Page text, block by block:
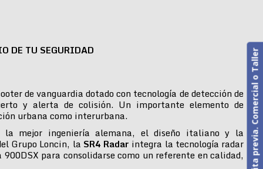
DE TU SEGURIDAD
de vanguardia dotado con tecnología de detección de
y alerta de colisión. Un importante elemento de
urbana como interurbana.
mejor ingeniería alemana, el diseño italiano y la
Grupo Loncin, la SR4 Radar integra la tecnología radar
para consolidarse como un referente en calidad, Cita previa. Comercial o Taller